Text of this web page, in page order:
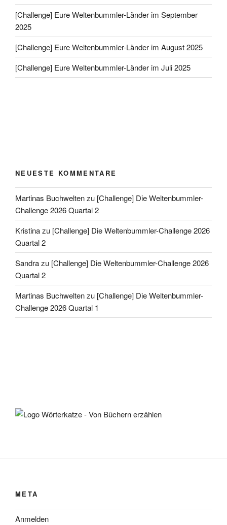
[Challenge] Eure Weltenbummler-Länder im September
2025
[Challenge] Eure Weltenbummler-Länder im August 2025
[Challenge] Eure Weltenbummler-Länder im Juli 2025
NEUESTE KOMMENTARE
Martinas Buchweltenzu [Challenge] Die Weltenbummler-
Challenge 2026 Quartal 2
Kristinazu [Challenge] Die Weltenbummler-Challenge 2026
Quartal 2
Sandrazu [Challenge] Die Weltenbummler-Challenge 2026
Quartal 2
Martinas Buchweltenzu [Challenge] Die Weltenbummler-
Challenge 2026 Quartal 1
META
Anmelden